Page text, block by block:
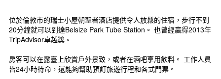
位於倫敦市的瑞士小屋朝聖者酒店提供令人放鬆的住宿，步行不到
20分鐘就可以到達Belsize Park Tube Station。 也曾經贏得2013年
TripAdvisor卓越獎。
房客可以在露臺上欣賞戶外景致，或者在酒吧享用飲料。 工作人員
皆24小時待命，還能夠幫助預訂旅遊行程和各式門票。